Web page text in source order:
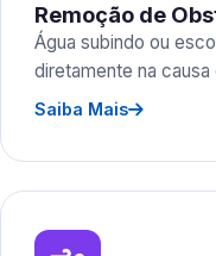
Remoção de
Água subindo ou
diretamente na
Saiba Mais